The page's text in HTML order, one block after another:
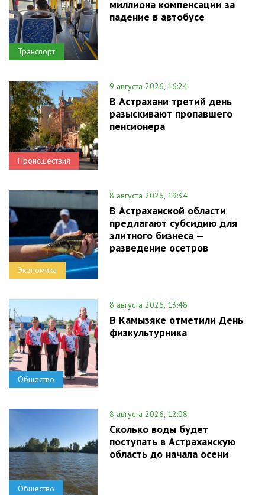
Транспорт
миллиона компенсации за
падение в автобусе
Происшествия
9 августа 2026, 16:24
В Астрахани третий день
разыскивают пропавшего
пенсионера
Экономика
8 августа 2026, 19:34
В Астраханской области
предлагают субсидию для
элитного бизнеса —
разведение осетров
Общество
8 августа 2026, 13:48
В Камызяке отметили День
физкультурника
Общество
8 августа 2026, 12:08
Сколько воды будет
поступать в Астраханскую
область до начала осени